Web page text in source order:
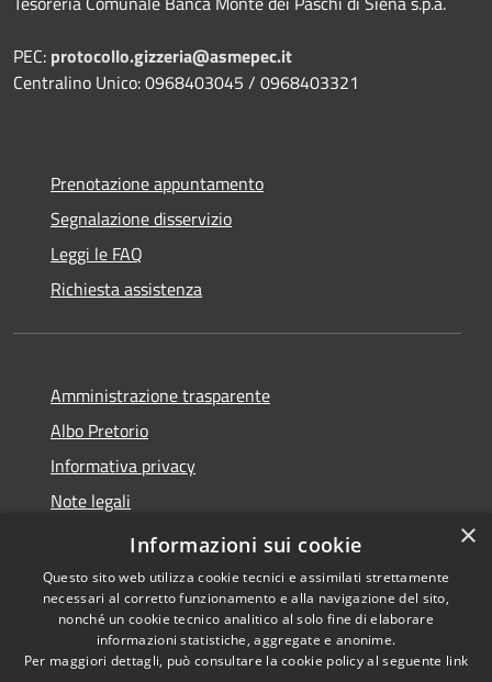
PEC: protocollo.gizzeria@asmepec.it
Centralino Unico: 0968403045 / 0968403321
Prenotazione appuntamento
Segnalazione disservizio
Leggi le FAQ
Richiesta assistenza
Amministrazione trasparente
Albo Pretorio
Informativa privacy
Note legali
Dichiarazione di accessibilità
Accessibilità
Copyright © 2026 • Comune di
Gizzeria • Powered by
×
Informazioni sui cookie
Questo sito web utilizza cookie tecnici e assimilati strettamente
necessari al corretto funzionamento e alla navigazione del sito,
nonché un cookie tecnico analitico al solo fine di elaborare
informazioni statistiche, aggregate e anonime.
Per maggiori dettagli, può consultare la cookie policy al seguente link